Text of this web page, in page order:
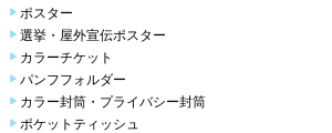
ポスター
選挙・屋外宣伝ポスター
カラーチケット
パンフフォルダー
カラー封筒・プライバシー封筒
ポケットティッシュ